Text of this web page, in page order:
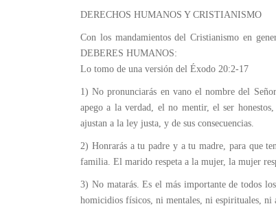
DERECHOS HUMANOS Y CRISTIANISMO
Con los mandamientos del Cristianismo en
DEBERES HUMANOS:
Lo tomo de una versión del Éxodo 20:2-17
1) No pronunciarás en vano el nombre del
apego a la verdad, el no mentir, el ser
ajustan a la ley justa, y de sus consecuencias.
2) Honrarás a tu padre y a tu madre, para que
familia. El marido respeta a la mujer, la mujer
3) No matarás. Es el más importante de todos
homicidios físicos, ni mentales, ni espirituales, ni